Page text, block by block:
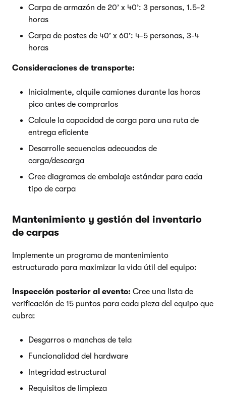
Carpa de armazón de 20’ x 40’: 3 personas, 1.5-2
horas
Carpa de postes de 40’ x 60’: 4-5 personas, 3-4
horas
Consideraciones de transporte:
Inicialmente, alquile camiones durante las horas
pico antes de comprarlos
Calcule la capacidad de carga para una ruta de
entrega eficiente
Desarrolle secuencias adecuadas de
carga/descarga
Cree diagramas de embalaje estándar para cada
tipo de carpa
Mantenimiento y gestión del inventario
de carpas
Implemente un programa de mantenimiento
estructurado para maximizar la vida útil del equipo:
Inspección posterior al evento: Cree una lista de
verificación de 15 puntos para cada pieza del equipo que
cubra:
Desgarros o manchas de tela
Funcionalidad del hardware
Integridad estructural
Requisitos de limpieza